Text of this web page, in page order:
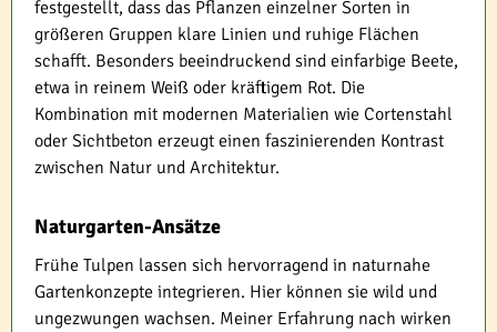
festgestellt, dass das Pflanzen einzelner Sorten in
größeren Gruppen klare Linien und ruhige Flächen
schafft. Besonders beeindruckend sind einfarbige Beete,
etwa in reinem Weiß oder kräftigem Rot. Die
Kombination mit modernen Materialien wie Cortenstahl
oder Sichtbeton erzeugt einen faszinierenden Kontrast
zwischen Natur und Architektur.
Naturgarten-Ansätze
Frühe Tulpen lassen sich hervorragend in naturnahe
Gartenkonzepte integrieren. Hier können sie wild und
ungezwungen wachsen. Meiner Erfahrung nach wirken